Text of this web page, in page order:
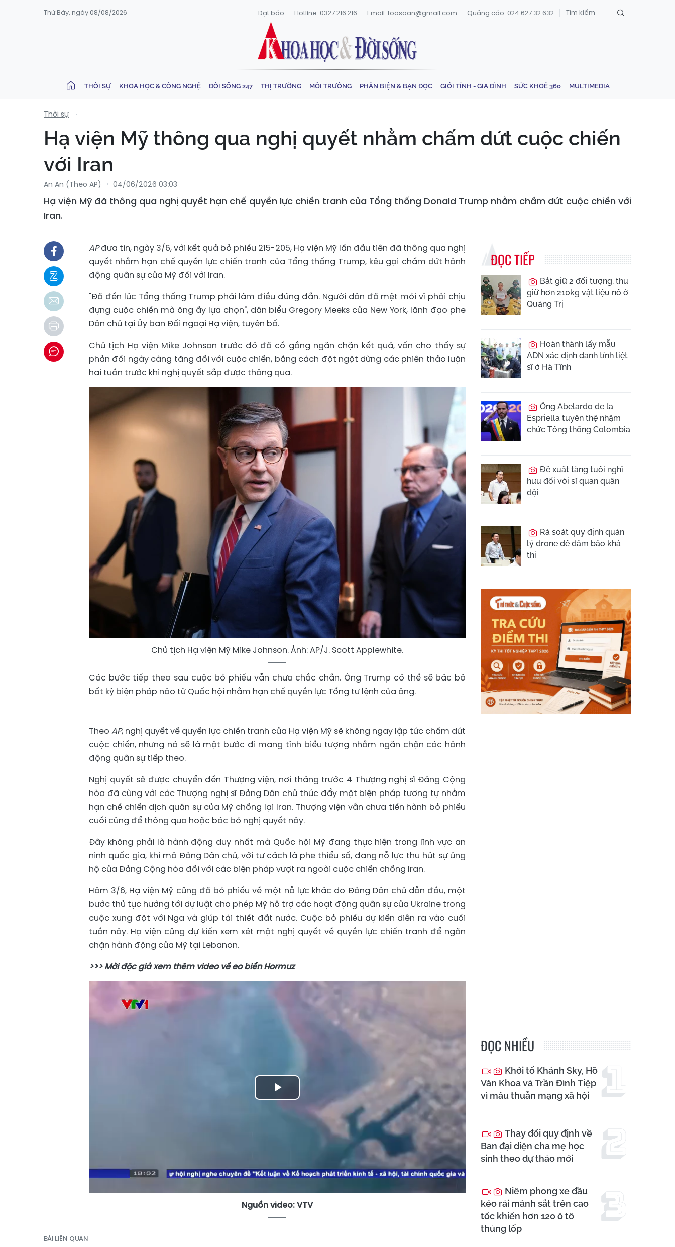
Thứ Bảy, ngày 08/08/2026 Đặt báo Hotline: 0327.216.216 Email: toasoan@gmail.com Quảng cáo: 024.627.32.632
THỜI SỰ KHOA HỌC & CÔNG NGHỆ ĐỜI SỐNG 247 THỊ TRƯỜNG MÔI TRƯỜNG PHẢN BIỆN & BẠN ĐỌC GIỚI TÍNH - GIA ĐÌNH SỨC KHOẺ 360 MULTIMEDIA
Thời sự
Hạ viện Mỹ thông qua nghị quyết nhằm chấm dứt cuộc chiến
với Iran
An An (Theo AP) 04/06/2026 03:03
Hạ viện Mỹ đã thông qua nghị quyết hạn chế quyền lực chiến tranh của Tổng thống Donald Trump nhằm chấm dứt cuộc chiến với
Iran.
APđưa tin, ngày 3/6, với kết quả bỏ phiếu 215-205, Hạ viện Mỹ lần đầu tiên đã thông qua nghị
quyết nhằm hạn chế quyền lực chiến tranh của Tổng thống Trump, kêu gọi chấm dứt hành
động quân sự của Mỹ đối với Iran.
"Đã đến lúc Tổng thống Trump phải làm điều đúng đắn. Người dân đã mệt mỏi vì phải chịu
đựng cuộc chiến mà ông ấy lựa chọn", dân biểu Gregory Meeks của New York, lãnh đạo phe
Dân chủ tại Ủy ban Đối ngoại Hạ viện, tuyên bố.
Chủ tịch Hạ viện Mike Johnson trước đó đã cố gắng ngăn chặn kết quả, vốn cho thấy sự
phản đối ngày càng tăng đối với cuộc chiến, bằng cách đột ngột dừng các phiên thảo luận
hai tuần trước khi nghị quyết sắp được thông qua.
Chủ tịch Hạ viện Mỹ Mike Johnson. Ảnh: AP/J. Scott Applewhite.
Các bước tiếp theo sau cuộc bỏ phiếu vẫn chưa chắc chắn. Ông Trump có thể sẽ bác bỏ
bất kỳ biện pháp nào từ Quốc hội nhằm hạn chế quyền lực Tổng tư lệnh của ông.
Theo AP, nghị quyết về quyền lực chiến tranh của Hạ viện Mỹ sẽ không ngay lập tức chấm dứt
cuộc chiến, nhưng nó sẽ là một bước đi mang tính biểu tượng nhằm ngăn chặn các hành
động quân sự tiếp theo.
Nghị quyết sẽ được chuyển đến Thượng viện, nơi tháng trước 4 Thượng nghị sĩ Đảng Cộng
hòa đã cùng với các Thượng nghị sĩ Đảng Dân chủ thúc đẩy một biện pháp tương tự nhằm
hạn chế chiến dịch quân sự của Mỹ chống lại Iran. Thượng viện vẫn chưa tiến hành bỏ phiếu
cuối cùng để thông qua hoặc bác bỏ nghị quyết này.
Đây không phải là hành động duy nhất mà Quốc hội Mỹ đang thực hiện trong lĩnh vực an
ninh quốc gia, khi mà Đảng Dân chủ, với tư cách là phe thiểu số, đang nỗ lực thu hút sự ủng
hộ của Đảng Cộng hòa đối với các biện pháp vượt ra ngoài cuộc chiến chống Iran.
Hôm 3/6, Hạ viện Mỹ cũng đã bỏ phiếu về một nỗ lực khác do Đảng Dân chủ dẫn đầu, một
bước thủ tục hướng tới dự luật cho phép Mỹ hỗ trợ các hoạt động quân sự của Ukraine trong
cuộc xung đột với Nga và giúp tái thiết đất nước. Cuộc bỏ phiếu dự kiến ​​diễn ra vào cuối
tuần này. Hạ viện cũng dự kiến ​​xem xét một nghị quyết về quyền lực chiến tranh để ngăn
chặn hành động của Mỹ tại Lebanon.
>>> Mời độc giả xem thêm video về eo biển Hormuz
Play
Video
Nguồn video: VTV
BÀI LIÊN QUAN
ĐỌC TIẾP
Bắt giữ 2 đối tượng, thu
giữ hơn 210kg vật liệu nổ ở
Quảng Trị
Hoàn thành lấy mẫu
ADN xác định danh tính liệt
sĩ ở Hà Tĩnh
Ông Abelardo de la
Espriella tuyên thệ nhậm
chức Tổng thống Colombia
Đề xuất tăng tuổi nghỉ
hưu đối với sĩ quan quân
đội
Rà soát quy định quản
lý drone để đảm bảo khả
thi
ĐỌC NHIỀU
Khởi tố Khánh Sky, Hồ
Văn Khoa và Trần Đình Tiệp
vì mâu thuẫn mạng xã hội
Thay đổi quy định về
Ban đại diện cha mẹ học
sinh theo dự thảo mới
Niêm phong xe đầu
kéo rải mảnh sắt trên cao
tốc khiến hơn 120 ô tô
thủng lốp